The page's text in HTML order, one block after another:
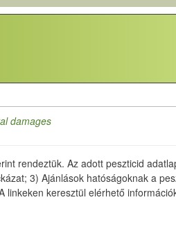
damages
rendeztük. Az adott peszticid
3) Ajánlások hatóságoknak a
keresztül elérhető